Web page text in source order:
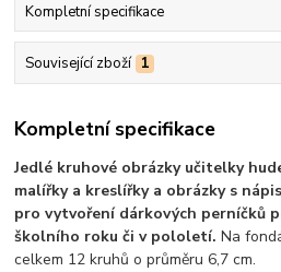
Kompletní specifikace
Související zboží 1
Kompletní specifikace
Jedlé kruhové obrázky učitelky
malířky a kreslířky a obrázky s
pro vytvoření dárkových perníčků
školního roku či v pololetí. Na
celkem 12 kruhů o průměru 6,7 cm.